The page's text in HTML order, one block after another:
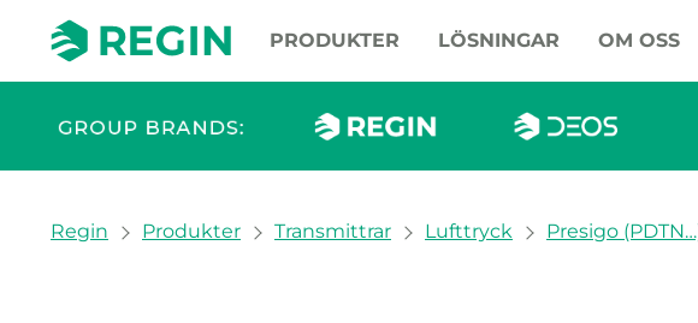
PRODUKTER LÖSNINGAR OM OSS
You are here:
Regin Produkter Transmittrar Lufttryck Presigo